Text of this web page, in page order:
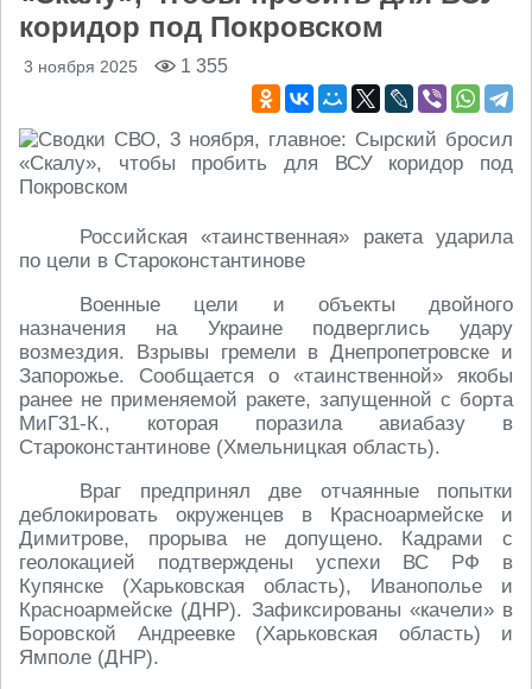
коридор под Покровском
3 ноября 2025 1 355
Российская «таинственная» ракета ударила
по цели в Староконстантинове
Военные цели и объекты двойного
назначения на Украине подверглись удару
возмездия. Взрывы гремели в Днепропетровске и
Запорожье. Сообщается о «таинственной» якобы
ранее не применяемой ракете, запущенной с борта
МиГ31-К., которая поразила авиабазу в
Староконстантинове (Хмельницкая область).
Враг предпринял две отчаянные попытки
деблокировать окруженцев в Красноармейске и
Димитрове, прорыва не допущено. Кадрами с
геолокацией подтверждены успехи ВС РФ в
Купянске (Харьковская область), Иванополье и
Красноармейске (ДНР). Зафиксированы «качели» в
Боровской Андреевке (Харьковская область) и
Ямполе (ДНР).